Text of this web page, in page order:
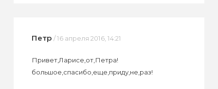
Петр / 16 апреля 2016, 14:21
Привет,Ларисе,от,Петра!
большое,спасибо,еще,приду,не,раз!